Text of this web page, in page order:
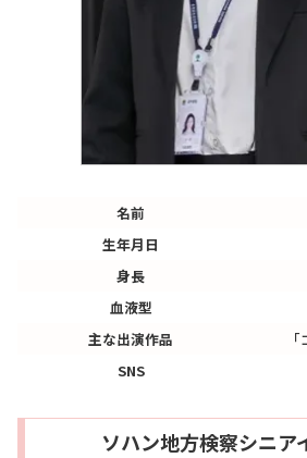
名前
生年月日
身長
血液型
主な出演作品
SNS
ソハン地方検察シニア